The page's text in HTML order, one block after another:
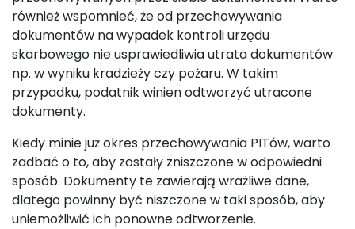
również wspomnieć, że od przechowywania
dokumentów na wypadek kontroli urzędu
skarbowego nie usprawiedliwia utrata dokumentów
np. w wyniku kradzieży czy pożaru. W takim
przypadku, podatnik winien odtworzyć utracone
dokumenty.
Kiedy minie już okres przechowywania PITów, warto
zadbać o to, aby zostały zniszczone w odpowiedni
sposób. Dokumenty te zawierają wrażliwe dane,
dlatego powinny być niszczone w taki sposób, aby
uniemożliwić ich ponowne odtworzenie.